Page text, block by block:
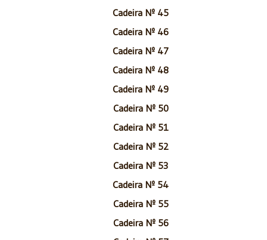
Cadeira Nº 45
Cadeira Nº 46
Cadeira Nº 47
Cadeira Nº 48
Cadeira Nº 49
Cadeira Nº 50
Cadeira Nº 51
Cadeira Nº 52
Cadeira Nº 53
Cadeira Nº 54
Cadeira Nº 55
Cadeira Nº 56